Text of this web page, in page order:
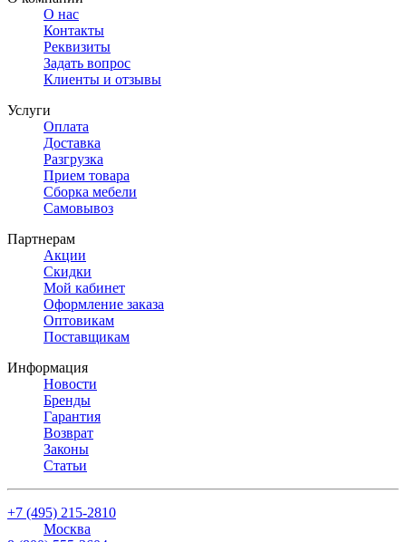
О нас
Контакты
Реквизиты
Задать вопрос
Клиенты и отзывы
Услуги
Оплата
Доставка
Разгрузка
Прием товара
Сборка мебели
Самовывоз
Партнерам
Акции
Скидки
Мой кабинет
Оформление заказа
Оптовикам
Поставщикам
Информация
Новости
Бренды
Гарантия
Возврат
Законы
Статьи
+7 (495) 215-2810
Москва